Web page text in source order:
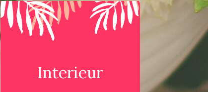
Interieur